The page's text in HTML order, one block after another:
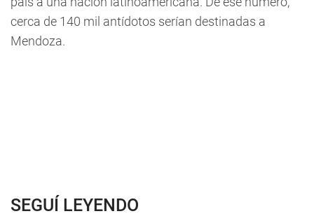
cerca de 140 mil antídotos serían destinadas a
Mendoza.
SEGUÍ LEYENDO